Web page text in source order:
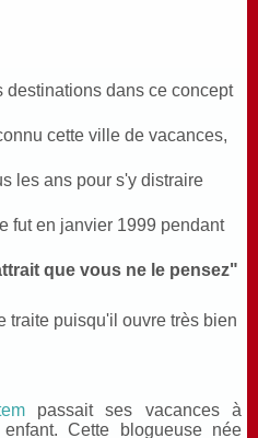
destinations dans ce concept
cette ville de vacances,
les ans pour s'y distraire
fut en janvier 1999 pendant
que vous ne le pensez"
traite puisqu'il ouvre très bien
passait ses vacances à
Cette blogueuse née